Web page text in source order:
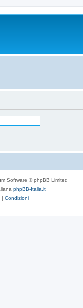
Software © phpBB Limited
phpBB-Italia.it
| Condizioni